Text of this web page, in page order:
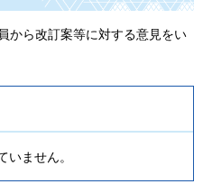
から改訂案等に対する意見をい
いません。